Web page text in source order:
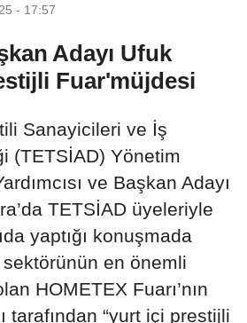
- 17:57
Adayı Ufuk
Fuar'müjdesi
Sanayicileri ve İş
(TETSİAD) Yönetim
ve Başkan Adayı
TETSİAD üyeleriyle
yaptığı konuşmada
en önemli
HOMETEX Fuarı’nın
tarafından “yurt içi prestijli